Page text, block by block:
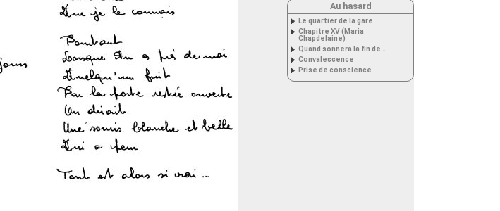
Au hasard
Le quartier de la gare
Chapitre XV (Maria
Chapdelaine)
Quand sonnera la fin de…
Convalescence
Prise de conscience